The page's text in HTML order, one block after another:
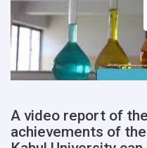
A video report of
achievements of